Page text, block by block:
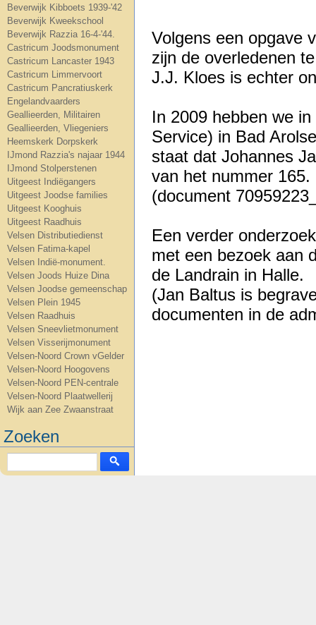
Beverwijk Kibboets 1939-'42
Beverwijk Kweekschool
Beverwijk Razzia 16-4-'44.
Castricum Joodsmonument
Castricum Lancaster 1943
Castricum Limmervoort
Castricum Pancratiuskerk
Engelandvaarders
Geallieerden, Militairen
Geallieerden, Vliegeniers
Heemskerk Dorpskerk
IJmond Razzia's najaar 1944
IJmond Stolperstenen
Uitgeest Indiëgangers
Uitgeest Joodse families
Uitgeest Kooghuis
Uitgeest Raadhuis
Velsen Distributiedienst
Velsen Fatima-kapel
Velsen Indië-monument.
Velsen Joods Huize Dina
Velsen Joodse gemeenschap
Velsen Plein 1945
Velsen Raadhuis
Velsen Sneevlietmonument
Velsen Visserijmonument
Velsen-Noord Crown vGelder
Velsen-Noord Hoogovens
Velsen-Noord PEN-centrale
Velsen-Noord Plaatwellerij
Wijk aan Zee Zwaanstraat
Zoeken
Volgens een opgave
zijn de overledenen
J.J. Kloes is echter
In 2009 hebben we
Service) in Bad
staat dat Johannes
van het nummer 165.
(document
Een verder
met een bezoek aan
de Landrain in Halle.
(Jan Baltus is
documenten in de